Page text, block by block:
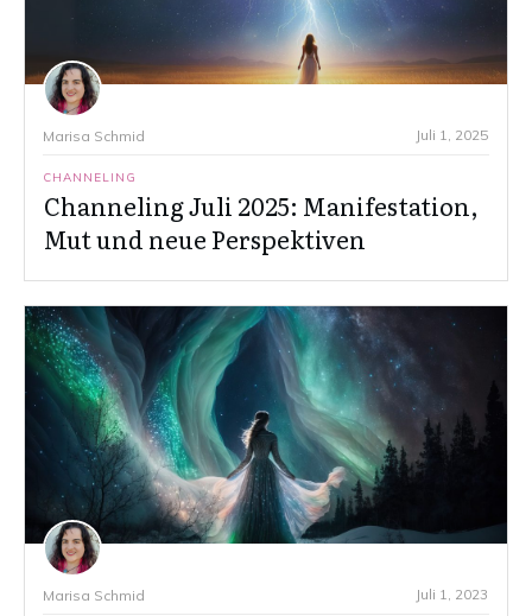
Marisa Schmid Juli 1, 2025
CHANNELING
Channeling Juli 2025: Manifestation,
Mut und neue Perspektiven
Marisa Schmid Juli 1, 2023